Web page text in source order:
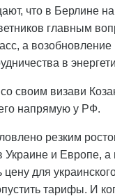
что в Берлине
главным
а возобновление
в
своим визави
напрямую у РФ.
резким
Украине и Европе, а
цену для
тарифы. И